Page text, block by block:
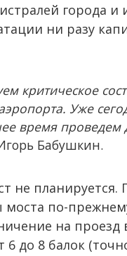
города
ни разу
критическое
Уже
время проведем
Бабушкин.
планируется.
моста по-
на
до 8 балок